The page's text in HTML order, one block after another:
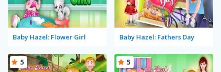
Baby Hazel: Flower Girl Baby Hazel: Fathers Day
5 5